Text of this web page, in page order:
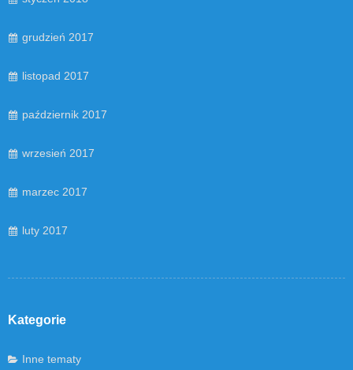
grudzień 2017
listopad 2017
październik 2017
wrzesień 2017
marzec 2017
luty 2017
Kategorie
Inne tematy